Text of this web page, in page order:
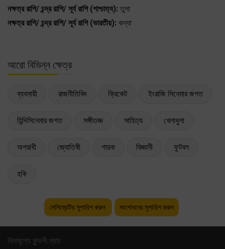
নক্ষত্র রাশি/ চন্দ্র রাশি/ সূর্য রাশি (পাশ্চাত্য): তুলা
নক্ষত্র রাশি/ চন্দ্র রাশি/ সূর্য রাশি (ভারতীয়): কন্যা
আরো বিভিন্ন ক্ষেত্র
ব্যবসায়ী রাজনীতিবিদ ক্রিকেট ইংরাজি সিনেমার জগত
হিন্দিসিনেমার জগত সঙ্গীতজ্ঞ সাহিত্য খেলাধুলা
অপরাধী জ্যোতিষী গায়ক বিজ্ঞানী ফুটবল
হকি
সেলিব্রেটির সুপারিশ করুন সংশোধনের সুপারিশ করুন
বিনামূল্যে কুন্ডলী ম্যাচ